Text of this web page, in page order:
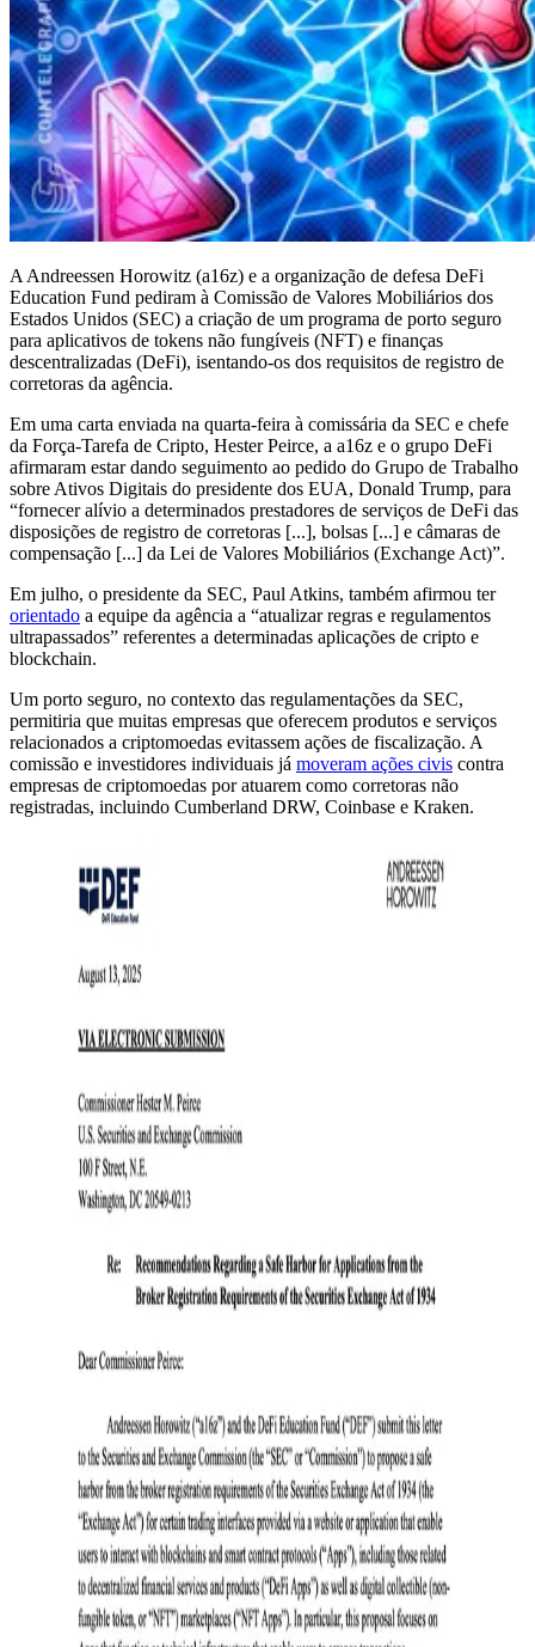
A Andreessen Horowitz (a16z) e a organização de defesa DeFi
Education Fund pediram à Comissão de Valores Mobiliários dos
Estados Unidos (SEC) a criação de um programa de porto seguro
para aplicativos de tokens não fungíveis (NFT) e finanças
descentralizadas (DeFi), isentando-os dos requisitos de registro de
corretoras da agência.
Em uma carta enviada na quarta-feira à comissária da SEC e chefe
da Força-Tarefa de Cripto, Hester Peirce, a a16z e o grupo DeFi
afirmaram estar dando seguimento ao pedido do Grupo de Trabalho
sobre Ativos Digitais do presidente dos EUA, Donald Trump, para
“fornecer alívio a determinados prestadores de serviços de DeFi das
disposições de registro de corretoras [...], bolsas [...] e câmaras de
compensação [...] da Lei de Valores Mobiliários (Exchange Act)”.
Em julho, o presidente da SEC, Paul Atkins, também afirmou ter
orientado a equipe da agência a “atualizar regras e regulamentos
ultrapassados” referentes a determinadas aplicações de cripto e
blockchain.
Um porto seguro, no contexto das regulamentações da SEC,
permitiria que muitas empresas que oferecem produtos e serviços
relacionados a criptomoedas evitassem ações de fiscalização. A
comissão e investidores individuais já moveram ações civis contra
empresas de criptomoedas por atuarem como corretoras não
registradas, incluindo Cumberland DRW, Coinbase e Kraken.